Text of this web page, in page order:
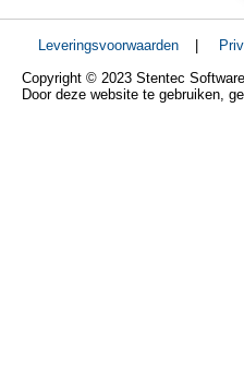
Leveringsvoorwaarden |
Copyright © 2023 Stentec
Door deze website te gebruiken,